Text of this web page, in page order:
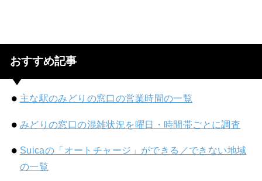
おすすめ記事
主な駅のみどりの窓口の営業時間の一覧
みどりの窓口の混雑状況を曜日・時間帯ごとに調査
Suicaの「オートチャージ」ができる／できない地域
の一覧